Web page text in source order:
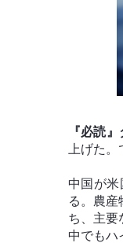
『必読
上げた
中国が米
る。農産
ち、主要
中でもハ